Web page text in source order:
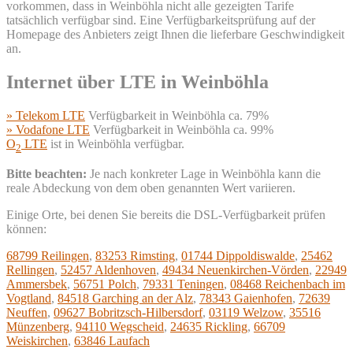
vorkommen, dass in Weinböhla nicht alle gezeigten Tarife
tatsächlich verfügbar sind. Eine Verfügbarkeitsprüfung auf der
Homepage des Anbieters zeigt Ihnen die lieferbare Geschwindigkeit
an.
Internet über LTE in Weinböhla
» Telekom LTE Verfügbarkeit in Weinböhla ca. 79%
» Vodafone LTE Verfügbarkeit in Weinböhla ca. 99%
O2 LTE ist in Weinböhla verfügbar.
Bitte beachten: Je nach konkreter Lage in Weinböhla kann die
reale Abdeckung von dem oben genannten Wert variieren.
Einige Orte, bei denen Sie bereits die DSL-Verfügbarkeit prüfen
können:
68799 Reilingen, 83253 Rimsting, 01744 Dippoldiswalde, 25462
Rellingen, 52457 Aldenhoven, 49434 Neuenkirchen-Vörden, 22949
Ammersbek, 56751 Polch, 79331 Teningen, 08468 Reichenbach im
Vogtland, 84518 Garching an der Alz, 78343 Gaienhofen, 72639
Neuffen, 09627 Bobritzsch-Hilbersdorf, 03119 Welzow, 35516
Münzenberg, 94110 Wegscheid, 24635 Rickling, 66709
Weiskirchen, 63846 Laufach